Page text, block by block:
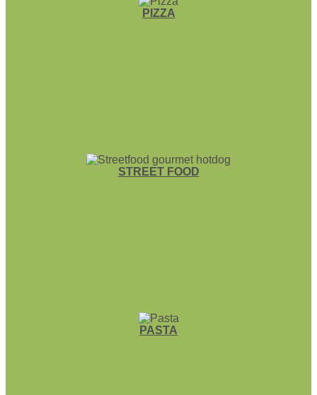
PIZZA
STREET FOOD
PASTA